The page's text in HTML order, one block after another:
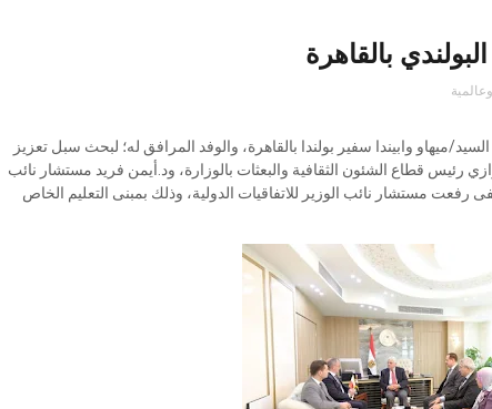
بالقاهرة
ميهاو وابيندا سفير بولندا بالقاهرة، والوفد المرافق له؛ لبحث سبل تعزيز
رئيس قطاع الشئون الثقافية والبعثات بالوزارة، ود.أيمن فريد مستشار نائب
رفعت مستشار نائب الوزير للاتفاقيات الدولية، وذلك بمبنى التعليم الخاص